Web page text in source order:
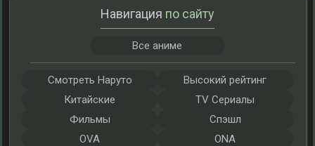
Навигация по сайту
Все аниме
Смотреть Наруто
Высокий рейтинг
Китайские
TV Сериалы
Фильмы
Спэшл
OVA
ONA